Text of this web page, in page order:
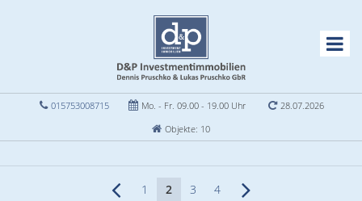
015753008715 Mo. - Fr. 09.00 - 19.00 Uhr
28.07.2026
Objekte: 10
1 2 3 4